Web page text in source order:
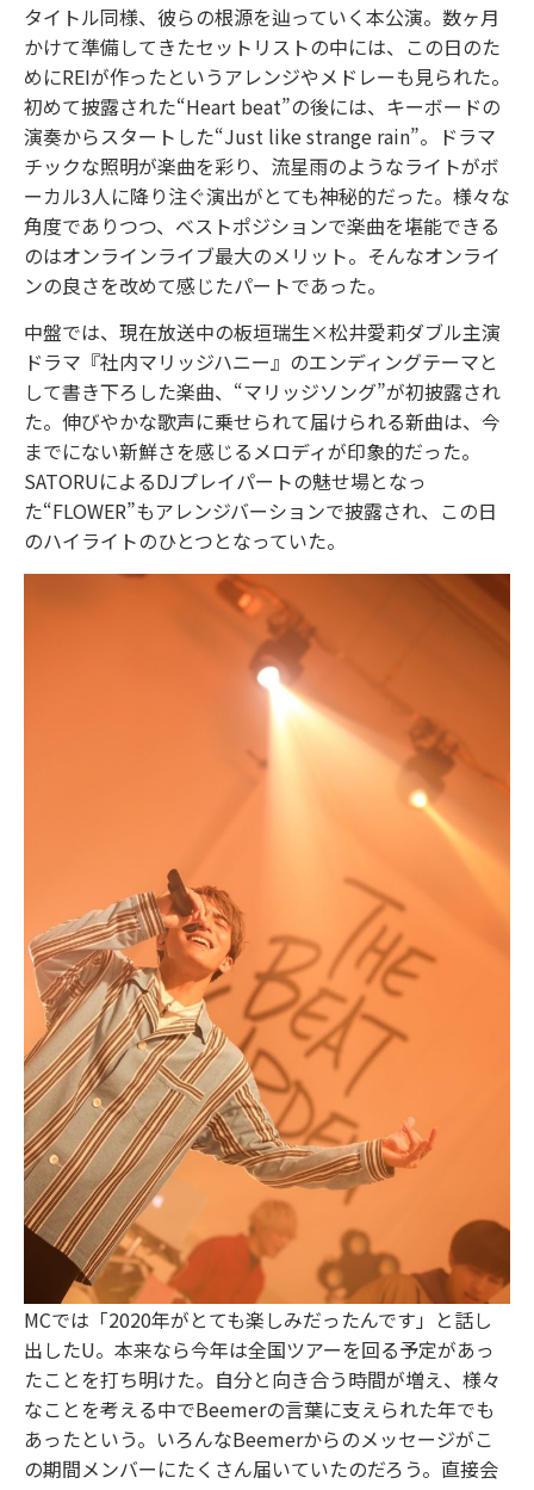
タイトル同様、彼らの根源を辿っていく本公演。数ヶ月
かけて準備してきたセットリストの中には、この日のた
めにREIが作ったというアレンジやメドレーも見られた。
初めて披露された“Heart beat”の後には、キーボードの
演奏からスタートした“Just like strange rain”。ドラマ
チックな照明が楽曲を彩り、流星雨のようなライトがボ
ーカル3人に降り注ぐ演出がとても神秘的だった。様々な
角度でありつつ、ベストポジションで楽曲を堪能できる
のはオンラインライブ最大のメリット。そんなオンライ
ンの良さを改めて感じたパートであった。
中盤では、現在放送中の板垣瑞生×松井愛莉ダブル主演
ドラマ『社内マリッジハニー』のエンディングテーマと
して書き下ろした楽曲、“マリッジソング”が初披露され
た。伸びやかな歌声に乗せられて届けられる新曲は、今
までにない新鮮さを感じるメロディが印象的だった。
SATORUによるDJプレイパートの魅せ場となっ
た“FLOWER”もアレンジバーションで披露され、この日
のハイライトのひとつとなっていた。
MCでは「2020年がとても楽しみだったんです」と話し
出したU。本来なら今年は全国ツアーを回る予定があっ
たことを打ち明けた。自分と向き合う時間が増え、様々
なことを考える中でBeemerの言葉に支えられた年でも
あったという。いろんなBeemerからのメッセージがこ
の期間メンバーにたくさん届いていたのだろう。直接会